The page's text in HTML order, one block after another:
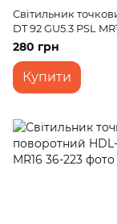
Світильник
DT 92 GU5.3 PSL
280 грн
Купити